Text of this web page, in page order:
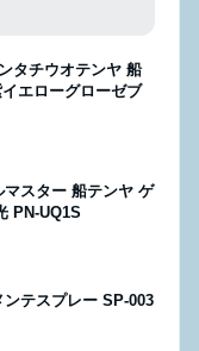
タチウオテンヤ 船
エローグローゼブ
スター 船テンヤ ゲ
PN-UQ1S
テスプレー SP-003